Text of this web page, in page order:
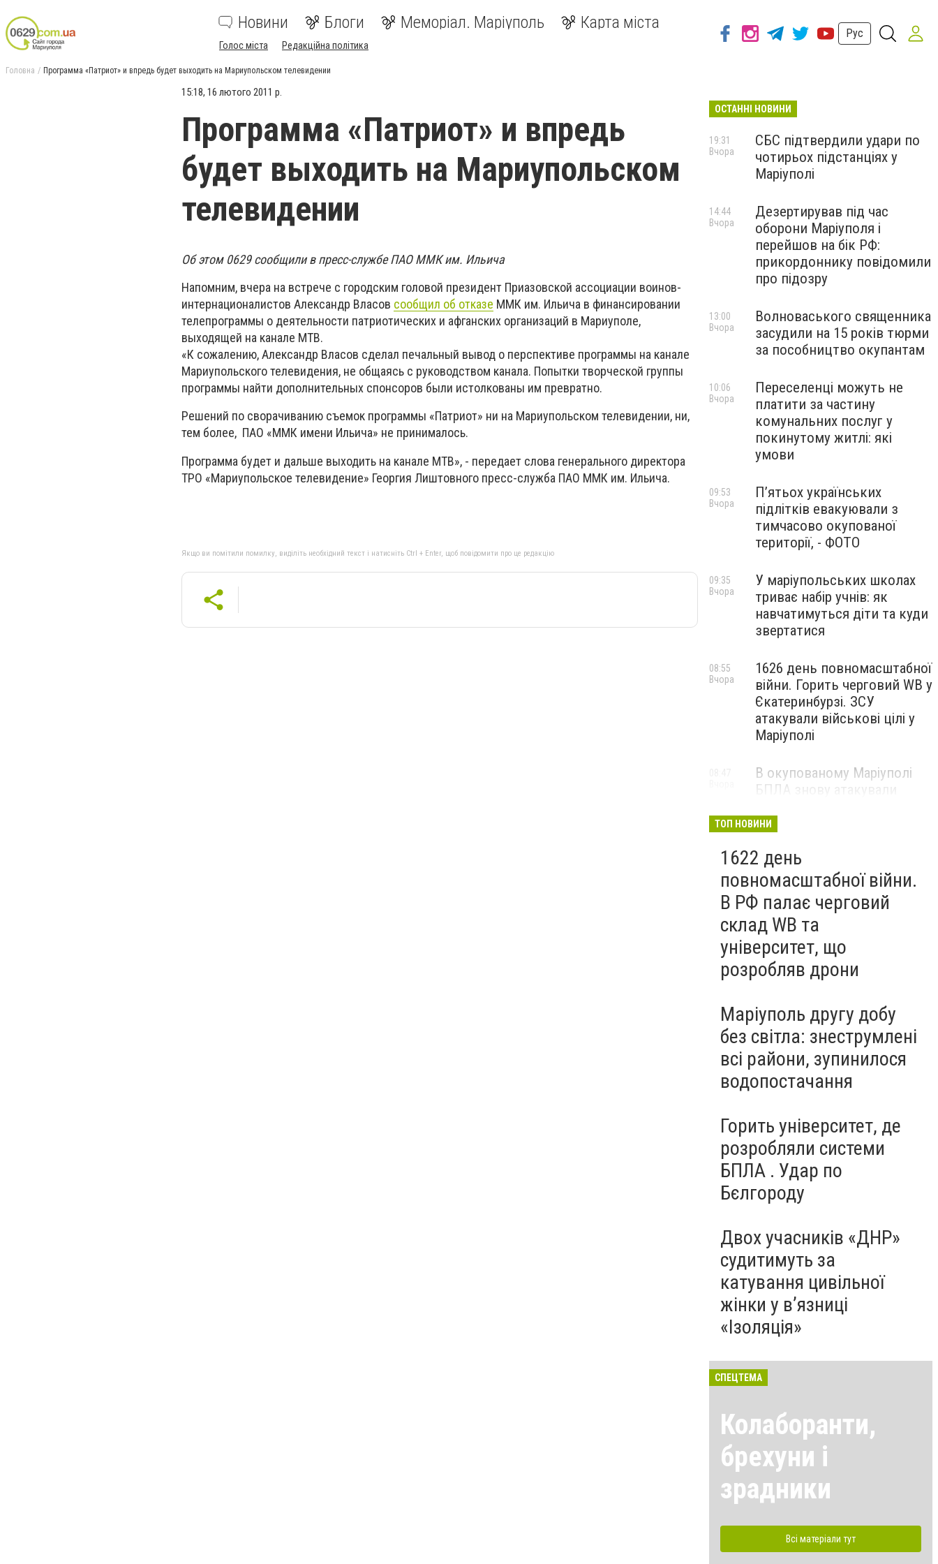
Новини Блоги Меморіал. Маріуполь Карта міста
Голос міста Редакційна політика
Рус
Головна Программа «Патриот» и впредь будет выходить на Мариупольском телевидении
15:18, 16 лютого 2011 р.
Программа «Патриот» и впредь
будет выходить на Мариупольском
телевидении
Об этом 0629 сообщили в пресс-службе ПАО ММК им. Ильича
Напомним, вчера на встрече с городским головой президент Приазовской ассоциации воинов-
интернационалистов Александр Власов сообщил об отказе ММК им. Ильича в финансировании
телепрограммы о деятельности патриотических и афганских организаций в Мариуполе,
выходящей на канале МТВ.
«К сожалению, Александр Власов сделал печальный вывод о перспективе программы на канале
Мариупольского телевидения, не общаясь с руководством канала. Попытки творческой группы
программы найти дополнительных спонсоров были истолкованы им превратно.
Решений по сворачиванию съемок программы «Патриот» ни на Мариупольском телевидении, ни,
тем более, ПАО «ММК имени Ильича» не принималось.
Программа будет и дальше выходить на канале МТВ», - передает слова генерального директора
ТРО «Мариупольское телевидение» Георгия Лиштовного пресс-служба ПАО ММК им. Ильича.
Якщо ви помітили помилку, виділіть необхідний текст і натисніть Ctrl + Enter, щоб повідомити про це редакцію
ОСТАННІ НОВИНИ
СБС підтвердили удари по
чотирьох підстанціях у
Маріуполі
19:31
Вчора
Дезертирував під час
оборони Маріуполя і
перейшов на бік РФ:
прикордоннику повідомили
про підозру
14:44
Вчора
Волноваського священника
засудили на 15 років тюрми
за пособництво окупантам
13:00
Вчора
Переселенці можуть не
платити за частину
комунальних послуг у
покинутому житлі: які
умови
10:06
Вчора
П’ятьох українських
підлітків евакуювали з
тимчасово окупованої
території, - ФОТО
09:53
Вчора
У маріупольських школах
триває набір учнів: як
навчатимуться діти та куди
звертатися
09:35
Вчора
1626 день повномасштабної
війни. Горить черговий WB у
Єкатеринбурзі. ЗСУ
атакували військові цілі у
Маріуполі
08:55
Вчора
В окупованому Маріуполі
БПЛА знову атакували
— ВІДЕО
ТОП НОВИНИ
1622 день
повномасштабної війни.
В РФ палає черговий
склад WB та
університет, що
розробляв дрони
Маріуполь другу добу
без світла: знеструмлені
всі райони, зупинилося
водопостачання
Горить університет, де
розробляли системи
БПЛА . Удар по
Бєлгороду
Двох учасників «ДНР»
судитимуть за
катування цивільної
жінки у в’язниці
«Ізоляція»
СПЕЦТЕМА
Колаборанти,
брехуни і
зрадники
Всі матеріали тут